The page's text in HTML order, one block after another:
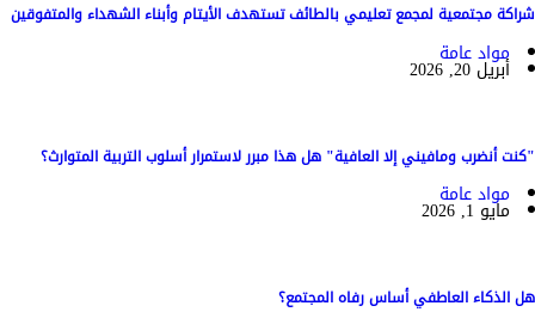
شراكة مجتمعية لمجمع تعليمي بالطائف تستهدف الأيتام وأبناء الشهداء والمتفوقين
مواد عامة
أبريل 20, 2026
"كنت أنضرب ومافيني إلا العافية" هل هذا مبرر لاستمرار أسلوب التربية المتوارث؟
مواد عامة
مايو 1, 2026
هل الذكاء العاطفي أساس رفاه المجتمع؟